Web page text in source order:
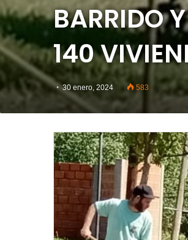
BARRIDO
140
30 enero, 2024 583